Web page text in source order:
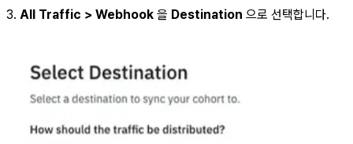
3. All Traffic > Webhook 을 Destination 으로 선택합니다.